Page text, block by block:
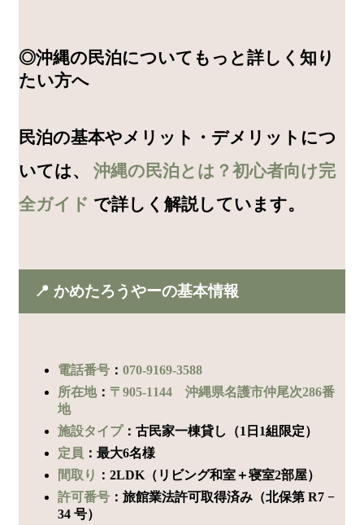
◎沖縄の民泊についてもっと詳しく知り
たい方へ
民泊の基本やメリット・デメリットにつ
いては、 沖縄の民泊とは？初心者向け完
全ガイド で詳しく解説しています。
📍 かめたろうやーの基本情報
電話番号 ： 070-9169-3588
所在地： 〒905-1144 沖縄県名護市仲尾次286番
地
施設タイプ：古民家一棟貸し（1日1組限定）
定員 ：最大6名様
間取り ：2LDK（リビング和室＋寝室2部屋）
許可番号 ：旅館業法許可取得済み（北保第 R7 −
34 号）